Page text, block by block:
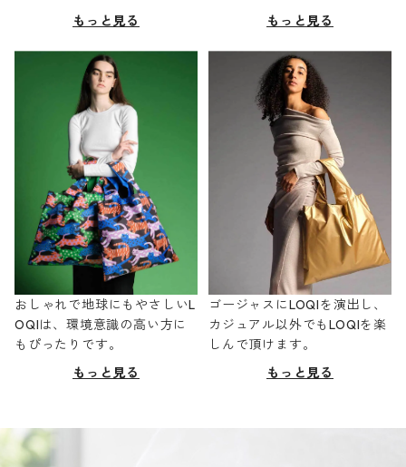
もっと見る
もっと見る
おしゃれで地球にもやさしいL
OQIは、環境意識の高い方に
もぴったりです。
もっと見る
ゴージャスにLOQIを演出し、
カジュアル以外でもLOQIを楽
しんで頂けます。
もっと見る